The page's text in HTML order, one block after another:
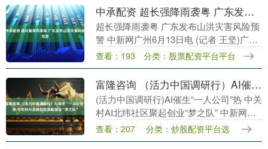
中承配资 超长强降雨袭粤 广东发布山洪灾害风险预警
超长强降雨袭粤 广东发布山洪灾害风险预
警 中新网广州6月13日电 (记者 王坚)广东
正遭遇今汛以来最长的强降雨过程。广东
省水利厅13日9时发布山洪灾害风险预
警。....
查看：193 分类：股票配资平台平台
富隆咨询 （活力中国调研行）AI催生“一人公司”热 中关村AI北纬社区聚起创业“梦之队”
(活力中国调研行)AI催生“一人公司”热 中关
村AI北纬社区聚起创业“梦之队” 中新网北
京6月13日电 (记者 杜燕 李梦 贾天勇)中关
村AI北纬社区孵化器运营....
查看：207 分类：炒股配资平台选